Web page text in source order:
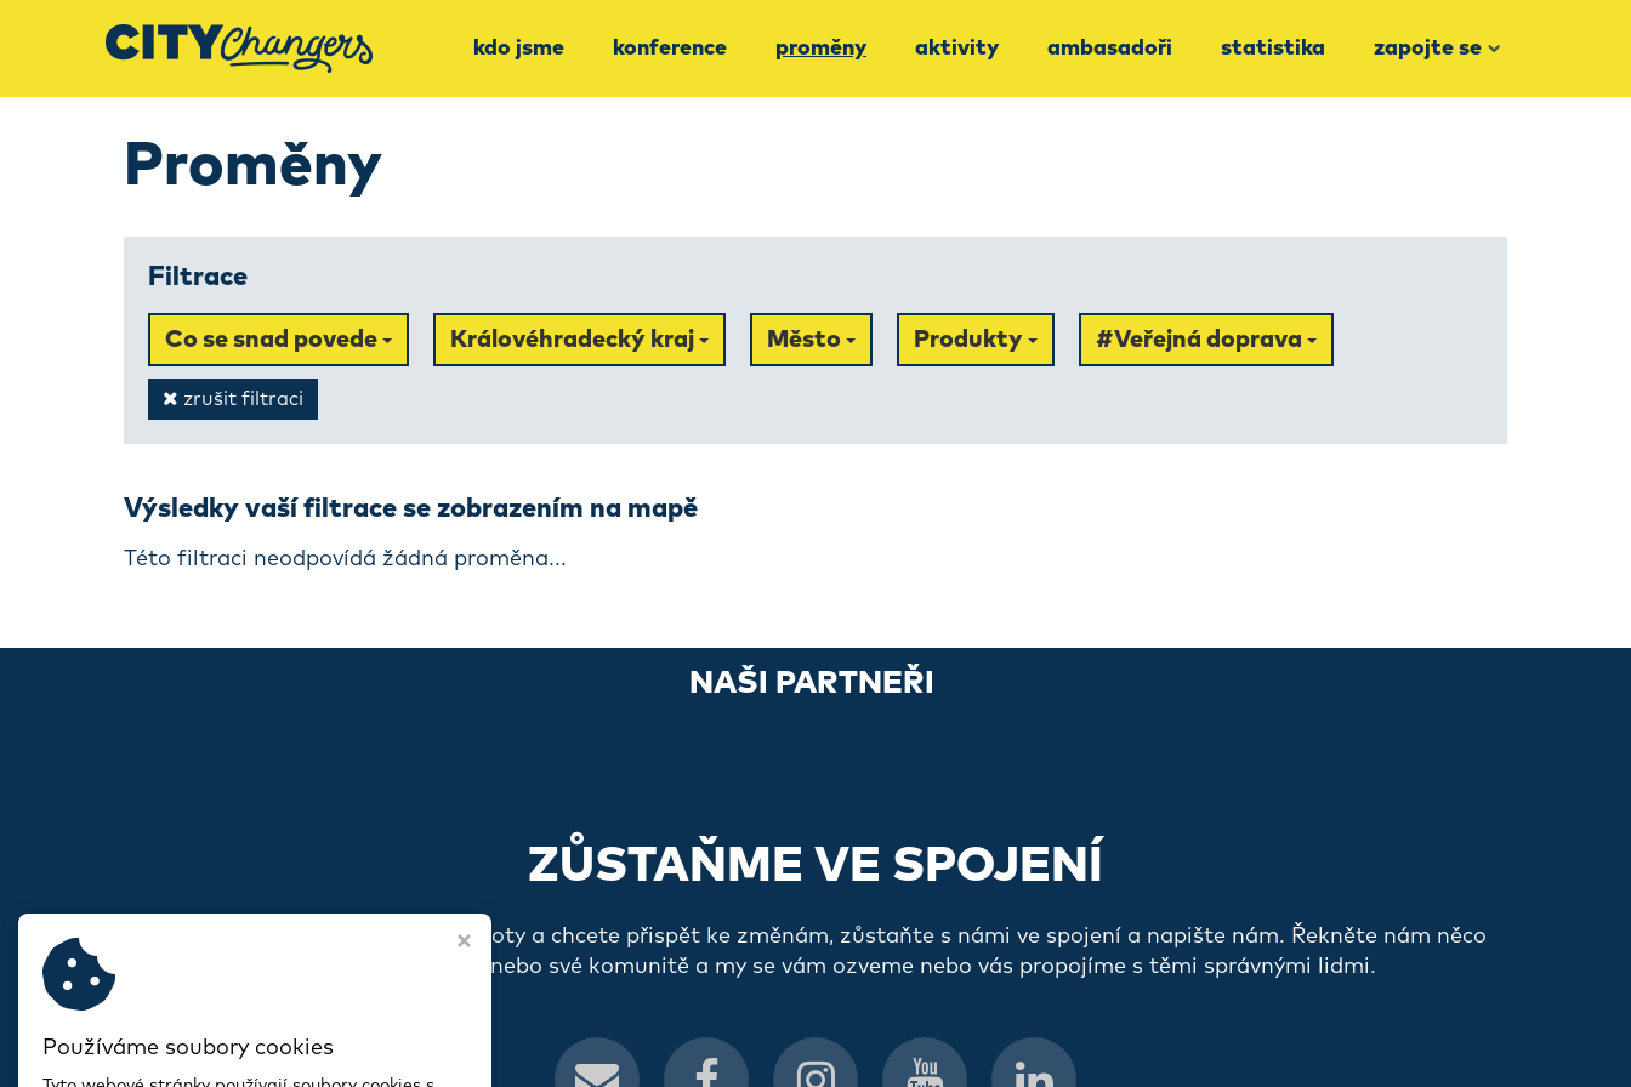
kdo jsme konference proměny aktivity ambasadoři statistika zapojte se
Proměny
Filtrace
Co se snad povede Královéhradecký kraj Město Produkty #Veřejná doprava
zrušit filtraci
Výsledky vaší filtrace se zobrazením na mapě
Této filtraci neodpovídá žádná proměna...
NAŠI PARTNEŘI
ZŮSTAŇME VE SPOJENÍ
Pokud s vámi rezonují naše hodnoty a chcete přispět ke změnám, zůstaňte s námi ve spojení a napište nám. Řekněte nám něco
o sobě, o svém spolku nebo své komunitě a my se vám ozveme nebo vás propojíme s těmi správnými lidmi.
Používáme soubory cookies